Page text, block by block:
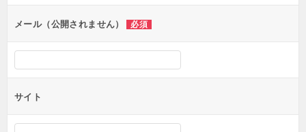
メール（公開されません） 必須
サイト